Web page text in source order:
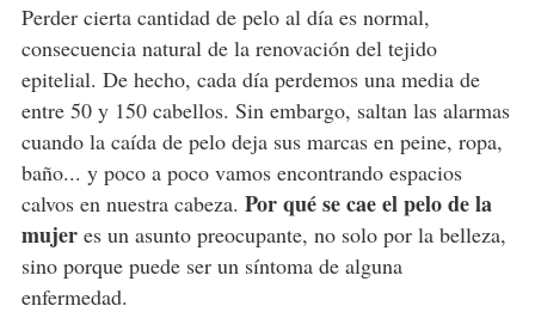
Perder cierta cantidad de pelo al día es normal,
consecuencia natural de la renovación del tejido
epitelial. De hecho, cada día perdemos una media de
entre 50 y 150 cabellos. Sin embargo, saltan las alarmas
cuando la caída de pelo deja sus marcas en peine, ropa,
baño... y poco a poco vamos encontrando espacios
calvos en nuestra cabeza. Por qué se cae el pelo de la
mujeres un asunto preocupante, no solo por la belleza,
sino porque puede ser un síntoma de alguna
enfermedad.